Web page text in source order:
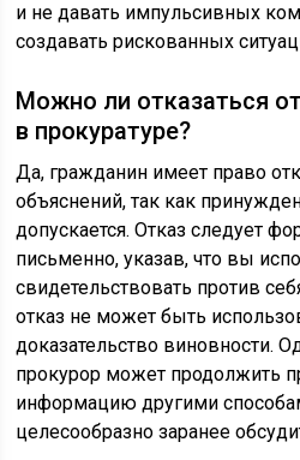
и не давать импульсивных
создавать рискованных
Можно ли отказаться
в прокуратуре?
Да, гражданин имеет право
объяснений, так как
допускается. Отказ следует
письменно, указав, что вы
свидетельствовать против
отказ не может быть
доказательство виновности.
прокурор может продолжить
информацию другими
целесообразно заранее